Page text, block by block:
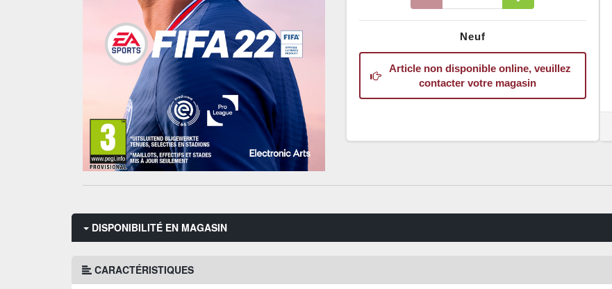
Neuf
Article non disponible online, veuillez
contacter votre magasin
DISPONIBILITÉ EN MAGASIN
CARACTÉRISTIQUES